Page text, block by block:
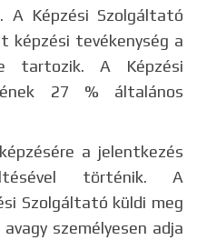
Képzési Szolgáltató
tevékenység a
tartozik. A Képzési
27 % általános
a jelentkezés
történik. A
Szolgáltató küldi meg
személyesen adja